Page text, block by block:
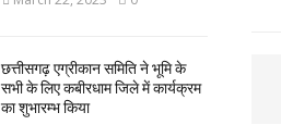
छत्तीसगढ़ एग्रीकान समिति ने भूमि के
सभी के लिए कबीरधाम जिले में कार्यक्रम
का शुभारम्भ किया